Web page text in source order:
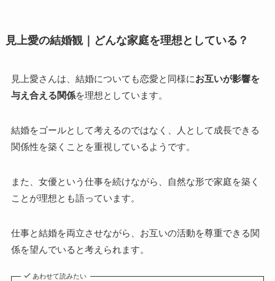
見上愛の結婚観｜どんな家庭を理想としている？
見上愛さんは、結婚についても恋愛と同様にお互いが影響を
与え合える関係を理想としています。
結婚をゴールとして考えるのではなく、人として成長できる
関係性を築くことを重視しているようです。
また、女優という仕事を続けながら、自然な形で家庭を築く
ことが理想とも語っています。
仕事と結婚を両立させながら、お互いの活動を尊重できる関
係を望んでいると考えられます。
あわせて読みたい